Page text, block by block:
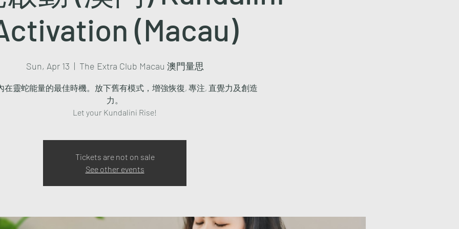
(Macau)
Sun, Apr 13
  |
The Extra Club Macau 澳門量思
在靈蛇能量的最佳時機。放下舊有模式，增強恢復, 專注, 直覺力及創造
力。
Let your Kundalini Rise!
Tickets are not on sale
See other events